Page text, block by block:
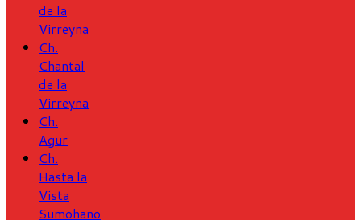
de la
Virreyna
Ch.
Chantal
de la
Virreyna
Ch.
Agur
Ch.
Hasta la
Vista
Sumohano